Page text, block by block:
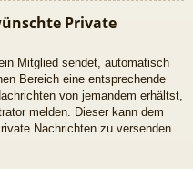
Private
Mitglied sendet, automatisch
Bereich eine entsprechende
von jemandem erhältst,
melden. Dieser kann dem
Nachrichten zu versenden.